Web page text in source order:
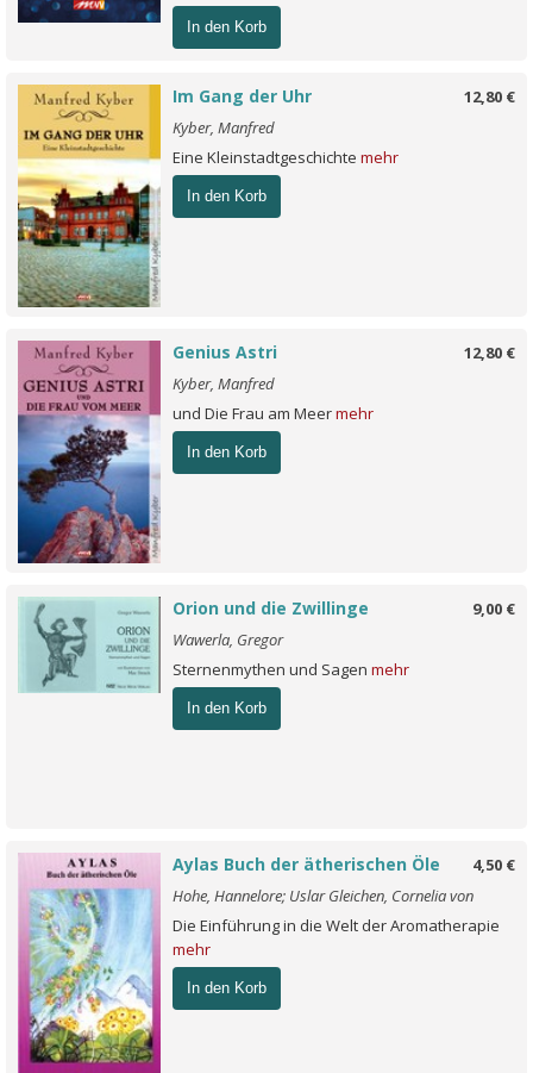
In den Korb
12,80 €
Im Gang der Uhr
Kyber, Manfred
Eine Kleinstadtgeschichte mehr
In den Korb
12,80 €
Genius Astri
Kyber, Manfred
und Die Frau am Meermehr
In den Korb
9,00 €
Orion und die Zwillinge
Wawerla, Gregor
Sternenmythen und Sagen mehr
In den Korb
4,50 €
Aylas Buch der ätherischen Öle
Hohe, Hannelore; Uslar Gleichen, Cornelia von
Die Einführung in die Welt der Aromatherapie
mehr
In den Korb